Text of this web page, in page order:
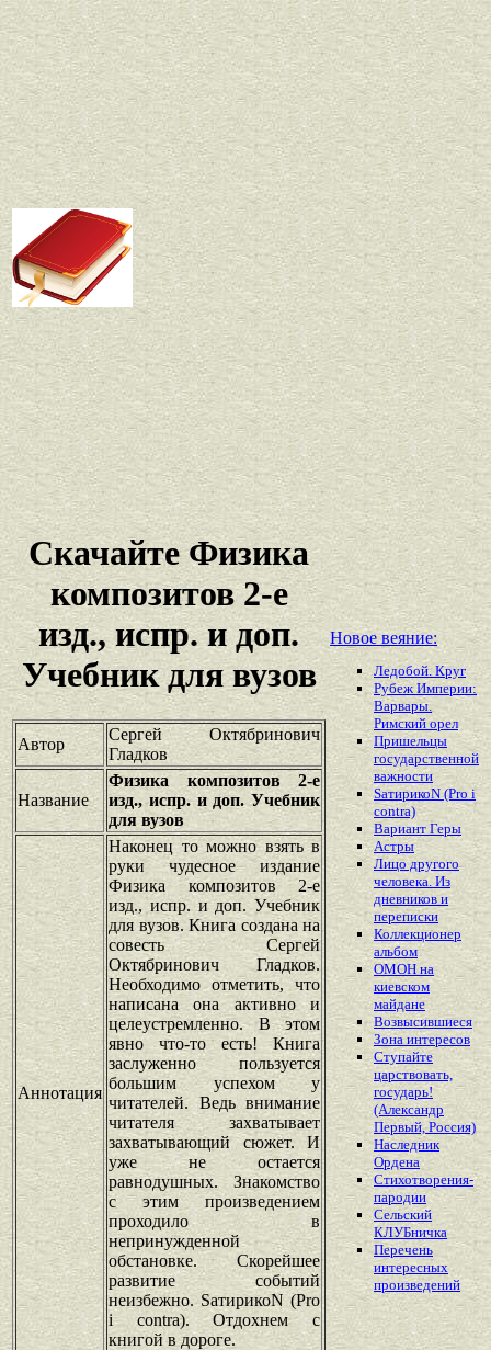
Скачайте Физика
композитов 2-е
изд., испр. и доп.
Учебник для вузов
Автор
Сергей Октябринович
Гладков
Название
Физика композитов 2-е
изд., испр. и доп. Учебник
для вузов
Аннотация
Наконец то можно взять в
руки чудесное издание
Физика композитов 2-е
изд., испр. и доп. Учебник
для вузов. Книга создана на
совесть Сергей
Октябринович Гладков.
Необходимо отметить, что
написана она активно и
целеустремленно. В этом
явно что-то есть! Книга
заслуженно пользуется
большим успехом у
читателей. Ведь внимание
читателя захватывает
захватывающий сюжет. И
уже не остается
равнодушных. Знакомство
с этим произведением
проходило в
непринужденной
обстановке. Скорейшее
развитие событий
неизбежно. SатирикоN (Pro
i contra). Отдохнем с
книгой в дороге.
Новое веяние:
Ледобой. Круг
Рубеж Империи:
Варвары.
Римский орел
Пришельцы
государственной
важности
SатирикоN (Pro i
contra)
Вариант Геры
Астры
Лицо другого
человека. Из
дневников и
переписки
Коллекционер
альбом
ОМОН на
киевском
майдане
Возвысившиеся
Зона интересов
Ступайте
царствовать,
государь!
(Александр
Первый, Россия)
Наследник
Ордена
Стихотворения-
пародии
Сельский
КЛУБничка
Перечень
интересных
произведений